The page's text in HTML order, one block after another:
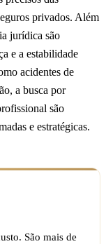
privados. Além
jurídica são
e a estabilidade
acidentes de
a busca por
são
e estratégicas.
São mais de